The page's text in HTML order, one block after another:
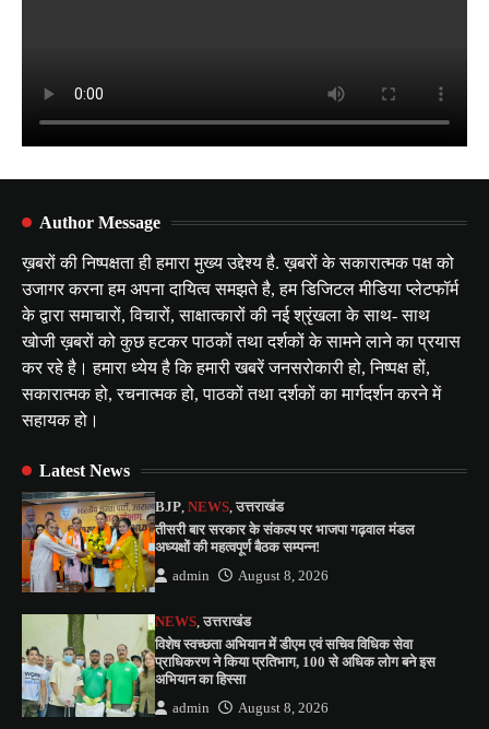
Author Message
ख़बरों की निष्पक्षता ही हमारा मुख्य उद्देश्य है. ख़बरों के सकारात्मक पक्ष को
उजागर करना हम अपना दायित्व समझते है, हम डिजिटल मीडिया प्लेटफॉर्म
के द्वारा समाचारों, विचारों, साक्षात्कारों की नई श्रृंखला के साथ- साथ
खोजी ख़बरों को कुछ हटकर पाठकों तथा दर्शकों के सामने लाने का प्रयास
कर रहे है। हमारा ध्येय है कि हमारी खबरें जनसरोकारी हो, निष्पक्ष हों,
सकारात्मक हो, रचनात्मक हो, पाठकों तथा दर्शकों का मार्गदर्शन करने में
सहायक हो।
Latest News
BJP,NEWS,उत्तराखंड
तीसरी बार सरकार के संकल्प पर भाजपा गढ़वाल मंडल
अध्यक्षों की महत्वपूर्ण बैठक सम्पन्न!
admin August 8, 2026
NEWS,उत्तराखंड
विशेष स्वच्छता अभियान में डीएम एवं सचिव विधिक सेवा
प्राधिकरण ने किया प्रतिभाग, 100 से अधिक लोग बने इस
अभियान का हिस्सा
admin August 8, 2026